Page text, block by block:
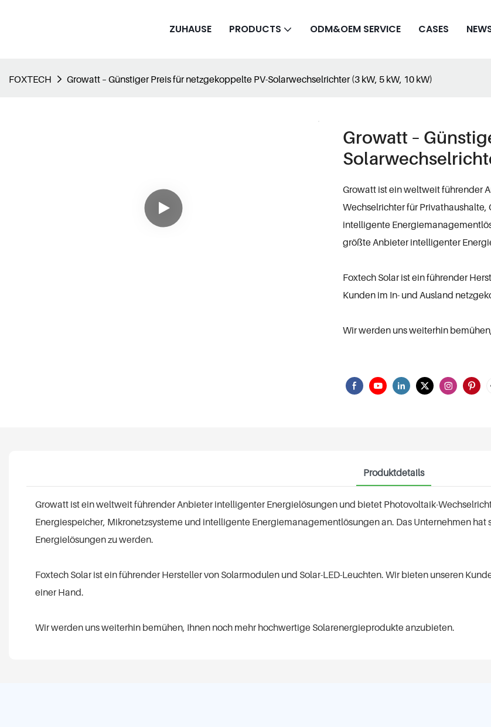
ZUHAUSE PRODUCTS ODM&OEM SERVICE CASES
FOXTECH Growatt – Günstiger Preis für netzgekoppelte PV-Solarwechselrichter (3 kW, 5 kW, 10 kW)
Growatt –
Growatt ist ein weltweit führender
Wechselrichter für
intelligente
größte Anbieter intelligenter
Foxtech Solar ist ein führender
Kunden im In- und Ausland
Wir werden uns weiterhin
Produktdetails
Growatt ist ein weltweit führender Anbieter intelligenter Energielösungen und bietet Photovoltaik-
Energiespeicher, Mikronetzsysteme und intelligente Energiemanagementlösungen an. Das Unternehmen
Energielösungen zu werden.
Foxtech Solar ist ein führender Hersteller von Solarmodulen und Solar-LED-Leuchten. Wir bieten unseren
einer Hand.
Wir werden uns weiterhin bemühen, Ihnen noch mehr hochwertige Solarenergieprodukte anzubieten.